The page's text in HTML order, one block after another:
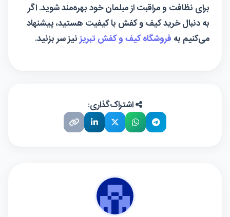
برای نظافت و مراقبت از مبلمان خود بهره‌مند شوید. اگر
به دنبال خرید کیف و کفش با کیفیت هستید، پیشنهاد
می‌کنیم به فروشگاه کیف و کفش تبریز نیز سر بزنید.
اشتراک‌گذاری: